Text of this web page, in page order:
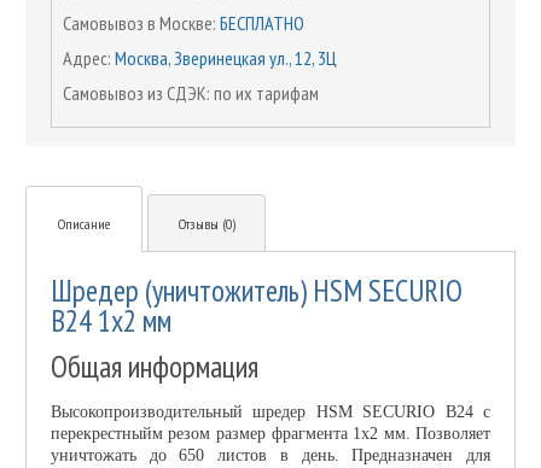
Самовывоз в Москве: БЕСПЛАТНО
Адрес: Москва, Зверинецкая ул., 12, 3Ц
Самовывоз из СДЭК: по их тарифам
Описание Отзывы (0)
Шредер (уничтожитель) HSM SECURIO
B24 1x2 мм
Общая информация
Высокопроизводительный шредер HSM SECURIO B24 с
перекрестныйм резом размер фрагмента 1х2 мм. Позволяет
уничтожать до 650 листов в день. Предназначен для